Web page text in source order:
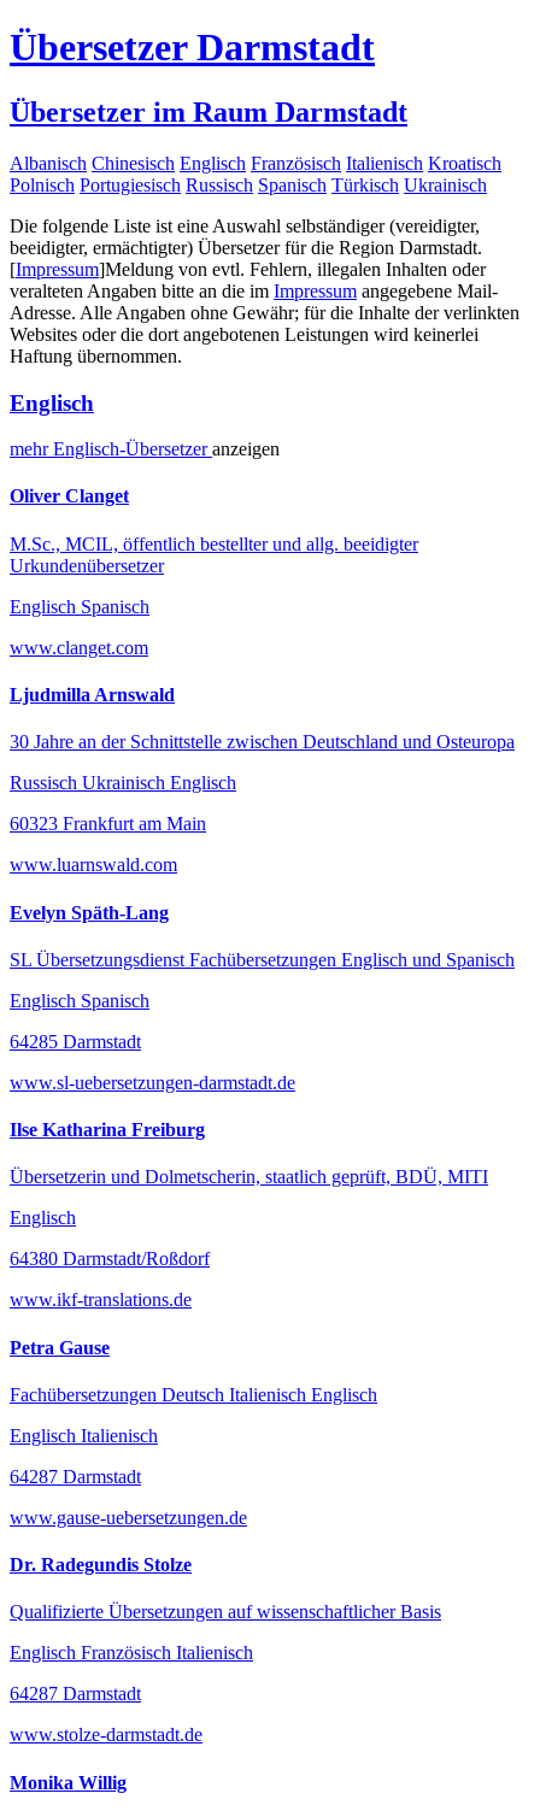
Übersetzer Darmstadt
Übersetzer im Raum Darmstadt
Albanisch Chinesisch Englisch Französisch Italienisch Kroatisch
Polnisch Portugiesisch Russisch Spanisch Türkisch Ukrainisch
Die folgende Liste ist eine Auswahl selbständiger (vereidigter,
beeidigter, ermächtigter) Übersetzer für die Region Darmstadt.
[Impressum]Meldung von evtl. Fehlern, illegalen Inhalten oder
veralteten Angaben bitte an die im Impressum angegebene Mail-
Adresse. Alle Angaben ohne Gewähr; für die Inhalte der verlinkten
Websites oder die dort angebotenen Leistungen wird keinerlei
Haftung übernommen.
Englisch
mehrEnglisch-Übersetzeranzeigen
Oliver Clanget
M.Sc., MCIL, öffentlich bestellter und allg. beeidigter
Urkundenübersetzer
Englisch Spanisch
www.clanget.com
Ljudmilla Arnswald
30 Jahre an der Schnittstelle zwischen Deutschland und Osteuropa
Russisch Ukrainisch Englisch
60323 Frankfurt am Main
www.luarnswald.com
Evelyn Späth-Lang
SL Übersetzungsdienst Fachübersetzungen Englisch und Spanisch
Englisch Spanisch
64285 Darmstadt
www.sl-uebersetzungen-darmstadt.de
Ilse Katharina Freiburg
Übersetzerin und Dolmetscherin, staatlich geprüft, BDÜ, MITI
Englisch
64380 Darmstadt/Roßdorf
www.ikf-translations.de
Petra Gause
Fachübersetzungen Deutsch Italienisch Englisch
Englisch Italienisch
64287 Darmstadt
www.gause-uebersetzungen.de
Dr. Radegundis Stolze
Qualifizierte Übersetzungen auf wissenschaftlicher Basis
Englisch Französisch Italienisch
64287 Darmstadt
www.stolze-darmstadt.de
Monika Willig